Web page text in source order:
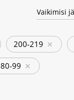
200-219
80-99